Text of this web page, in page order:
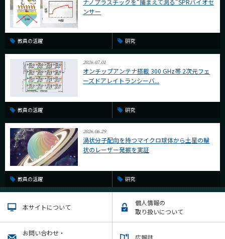
ンサー
教員の活躍 研究
2026.07.01
オンチップアンテナ搭載 300 GHz帯 2次元フェ
ーズドアレイトランシーバ...
教員の活躍 研究
2026.06.29
渦状分子配向を持つマイクロ球体から土星の輪
状のレーザー発振を実証
教員の活躍 研究
本サイトについて
個人情報の
取り扱いについて
お問い合わせ・
広報誌